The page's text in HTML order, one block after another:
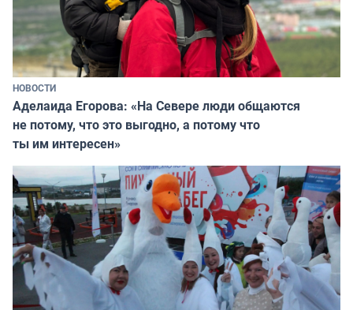
НОВОСТИ
Аделаида Егорова: «На Севере люди общаются
не потому, что это выгодно, а потому что
ты им интересен»